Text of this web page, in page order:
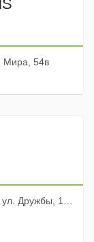
Мира, 54в
Дружбы, 107